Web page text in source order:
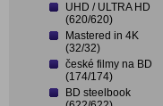
UHD / ULTRA HD
(620/620)
Mastered in 4K
(32/32)
české filmy na BD
(174/174)
BD steelbook